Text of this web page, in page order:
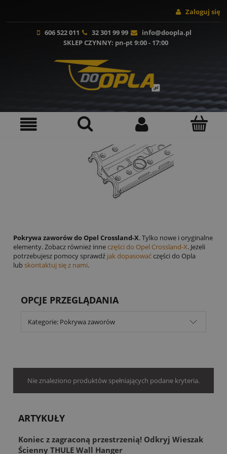
Zaloguj się
606 522 011 32 301 99 99
info@doopla.pl
SKLEP CZYNNY: pn-pt 9:00 - 17:00
Pokrywa zaworów do Opel Crossland-X. Tylko nowe i oryginalne
elementy. Zobacz również inneczęści do Opel Crossland-X. Jeżeli
potrzebujesz pomocy sprawdź jak dopasowaćczęści do Opla
lubskontaktuj się z nami.
OPCJE PRZEGLĄDANIA
Kategorie: Pokrywa zaworów
Nie znaleziono produktów spełniających podane kryteria.
ARTYKUŁY
Koniec z zagraconą przestrzenią! Odkryj Wieszak
Ścienny THULE Wall Hanger